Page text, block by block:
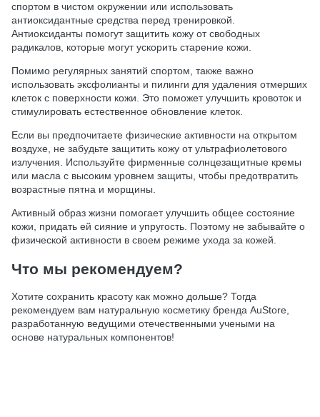
спортом в чистом окружении или использовать
антиоксидантные средства перед тренировкой.
Антиоксиданты помогут защитить кожу от свободных
радикалов, которые могут ускорить старение кожи.
Помимо регулярных занятий спортом, также важно
использовать эксфолианты и пилинги для удаления отмерших
клеток с поверхности кожи. Это поможет улучшить кровоток и
стимулировать естественное обновление клеток.
Если вы предпочитаете физические активности на открытом
воздухе, не забудьте защитить кожу от ультрафиолетового
излучения. Используйте фирменные солнцезащитные кремы
или масла с высоким уровнем защиты, чтобы предотвратить
возрастные пятна и морщины.
Активный образ жизни помогает улучшить общее состояние
кожи, придать ей сияние и упругость. Поэтому не забывайте о
физической активности в своем режиме ухода за кожей.
Что мы рекомендуем?
Хотите сохранить красоту как можно дольше? Тогда
рекомендуем вам натуральную косметику бренда AuStore,
разработанную ведущими отечественными учеными на
основе натуральных компонентов!